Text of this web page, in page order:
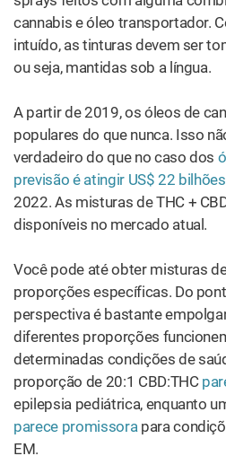
alcoólicas contenham mais
solúveis em água (como
outras opções, o que pode se
necessidades bioquímicas de
Para aqueles que desejam uma
maior, o óleo de cannabis pode
supositório
. Embora não seja
fornece a rápida absorção da
duradouro dos produtos
Supositórios de cannabis
solução ideal para pacientes
consideram que esse método
altas de THC sejam tomadas
excessivos. De acordo com o
cannabis Dr. Allan Frankel, a
cannabis não é comprovada,
pacientes mostra benefícios de